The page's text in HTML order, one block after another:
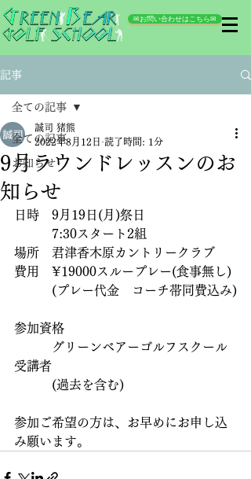
✉お問い合わせはこちら✉
記事
全ての記事
お知らせ
全ての記事
9月ラウンドレッスンのお
知らせ
誠司 猪熊
2022年8月12日 読了時間: 1分
日時　9月19日(月)祭日
7:30スタート2組
場所　君津香木原カントリークラブ
費用　¥19000スループレー(食事無し)
(プレー代金　コーチ帯同費込み)
参加資格
グリーンベアーゴルフスクール
受講者
(過去を含む)
参加ご希望の方は、お早めにお申し込
み願います。